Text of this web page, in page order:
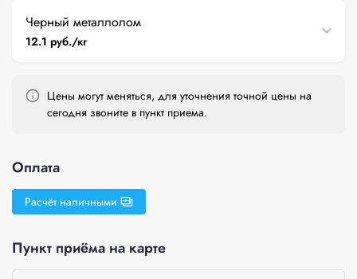
Черный металлолом
12.1 руб./кг
Цены могут меняться, для уточнения точной цены на
сегодня звоните в пункт приема.
Оплата
Расчёт наличными
Пункт приёма на карте